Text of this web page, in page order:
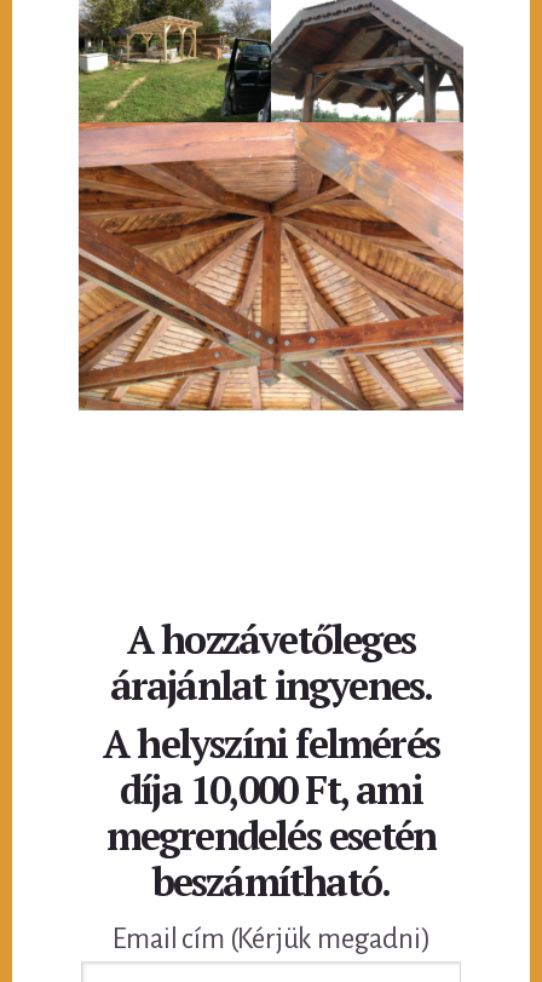
A hozzávetőleges
árajánlat ingyenes.
A helyszíni felmérés
díja 10,000 Ft, ami
megrendelés esetén
beszámítható.
Email cím (Kérjük megadni)